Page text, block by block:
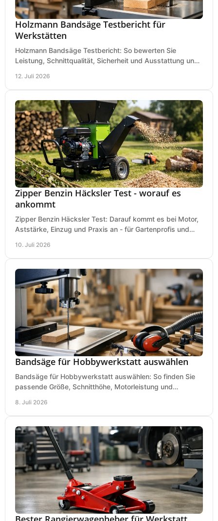
Holzmann Bandsäge Testbericht für
Werkstätten
Holzmann Bandsäge Testbericht: So bewerten Sie
Leistung, Schnittqualität, Sicherheit und Ausstattung und
12. Juli 2026
Zipper Benzin Häcksler Test - worauf es
ankommt
Zipper Benzin Häcksler Test: Darauf kommt es bei Motor,
Aststärke, Einzug und Praxis an - für Gartenprofis und
10. Juli 2026
Bandsäge für Hobbywerkstatt auswählen
Bandsäge für Hobbywerkstatt auswählen: So finden Sie
passende Größe, Schnitthöhe, Motorleistung und
8. Juli 2026